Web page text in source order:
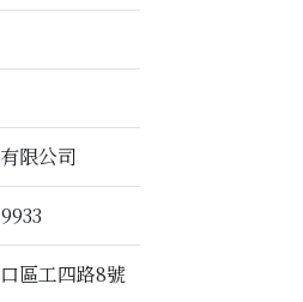
限公司
區工四路8號